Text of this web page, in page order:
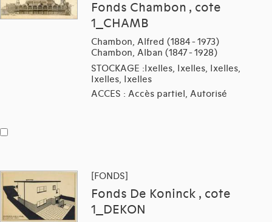
Fonds Chambon , cote
1_CHAMB
Chambon, Alfred (1884 - 1973)
Chambon, Alban (1847 - 1928)
STOCKAGE :Ixelles, Ixelles, Ixelles,
Ixelles, Ixelles
ACCES : Accès partiel, Autorisé
[FONDS]
Fonds De Koninck , cote
1_DEKON